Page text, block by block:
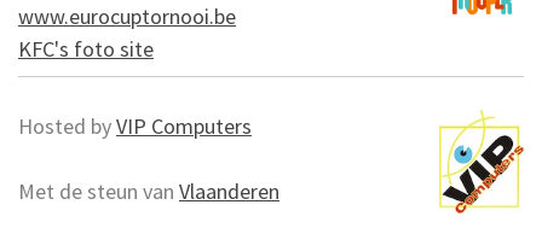
www.eurocuptornooi.be
KFC's foto site
Hosted byVIP Computers
Met de steun van Vlaanderen